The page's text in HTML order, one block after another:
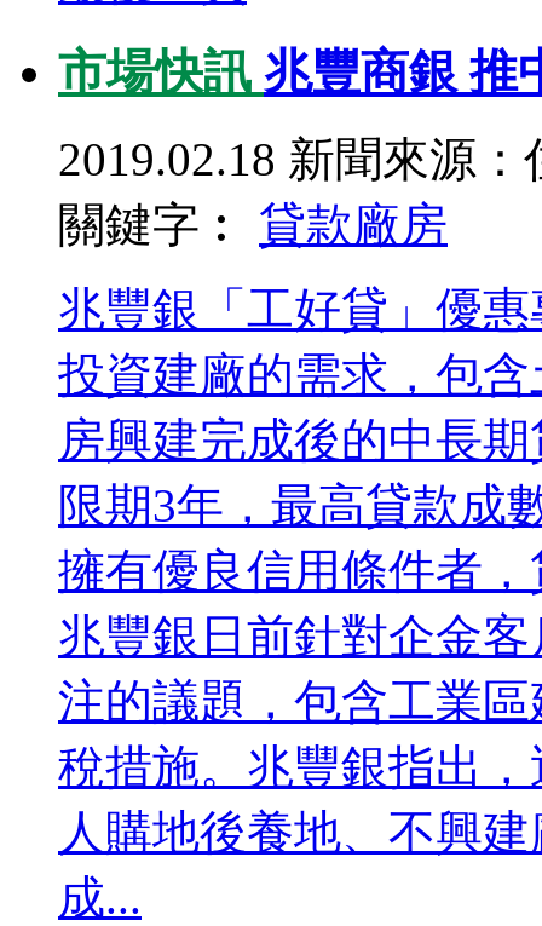
市場快訊 兆豐商銀 推
2019.02.18 新聞來源：
關鍵字︰ 貸款廠房
兆豐銀「工好貸」優
投資建廠的需求，包
房興建完成後的中長
限期3年，最高貸款成
擁有優良信用條件者
兆豐銀日前針對企金
注的議題，包含工業
稅措施。兆豐銀指出
人購地後養地、不興
成...